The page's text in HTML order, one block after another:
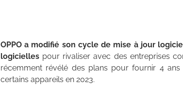
OPPO a modifié son cycle de mise à jour
logicielles pour rivaliser avec des entreprises
récemment révélé des plans pour fournir 4
certains appareils en 2023.